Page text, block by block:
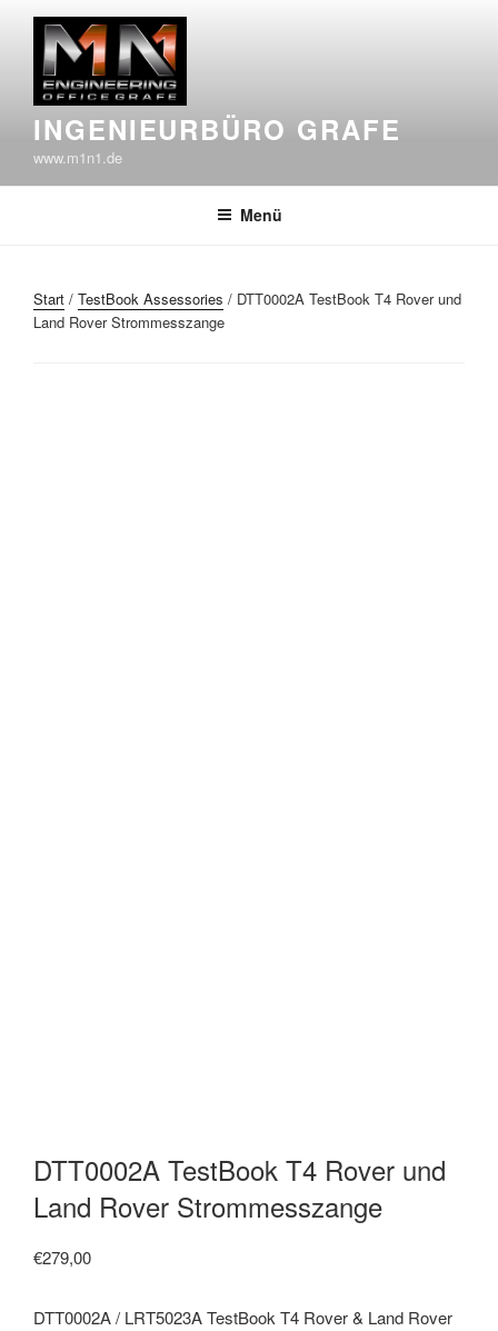
springen
INGENIEURBÜRO GRAFE
www.m1n1.de
Menü
Start / TestBook Assessories / DTT0002A TestBook T4 Rover und
Land Rover Strommesszange
DTT0002A TestBook T4 Rover und
Land Rover Strommesszange
€279,00
DTT0002A / LRT5023A TestBook T4 Rover & Land Rover